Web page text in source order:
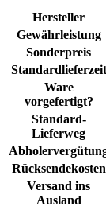
Hersteller
Gewährleistung
Sonderpreis
Standardlieferzeit
Ware
vorgefertigt?
Standard-
Lieferweg
Rücksendekosten
Versand ins
Ausland